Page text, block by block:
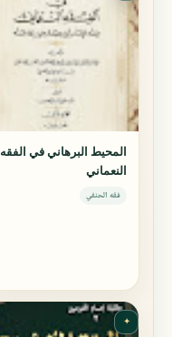
المحيط البرهاني في الفقه
النعماني
فقه الحنفي
✦